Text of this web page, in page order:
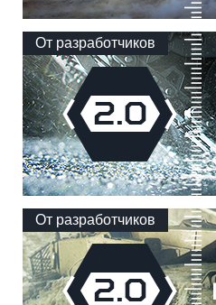
От разработчиков
От разработчиков